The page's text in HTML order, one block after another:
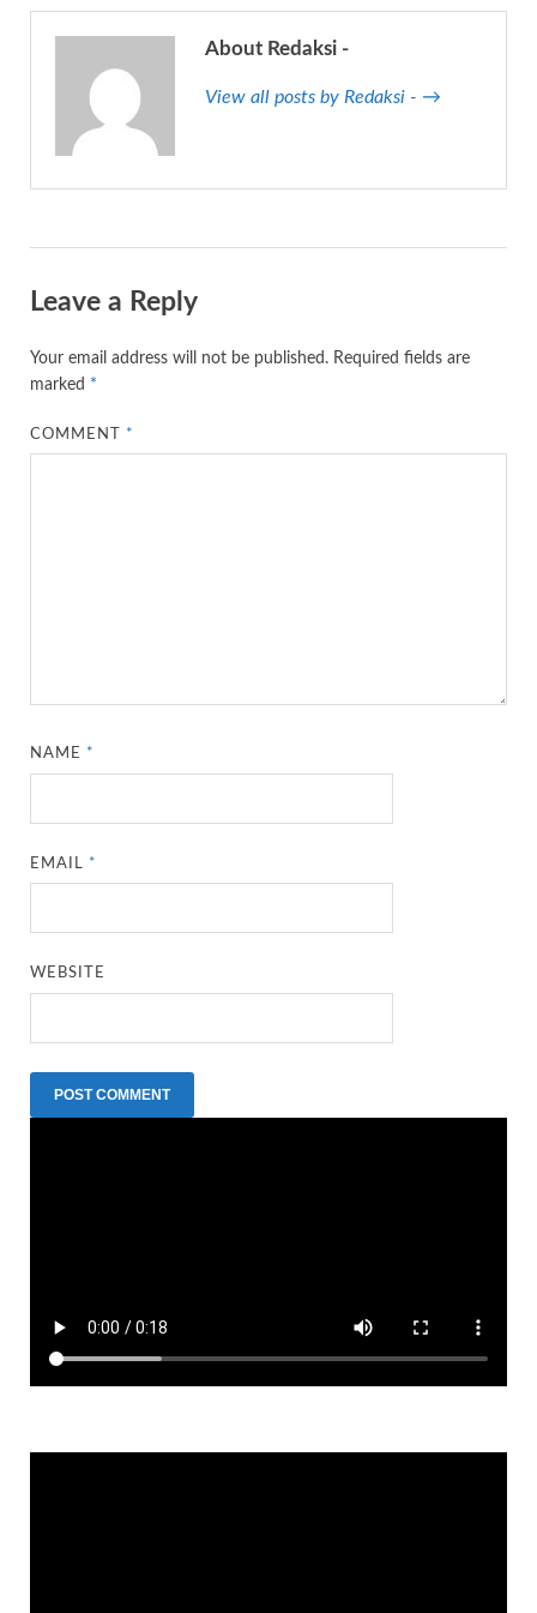
About Redaksi -
View all posts by Redaksi - →
Leave a Reply
Your email address will not be published. Required fields are
marked *
COMMENT *
NAME *
EMAIL *
WEBSITE